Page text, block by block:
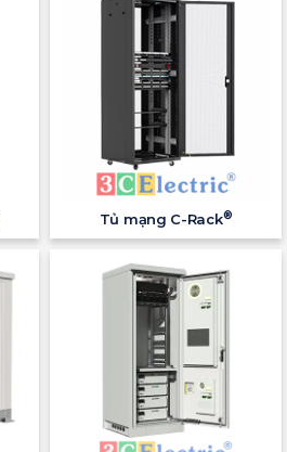
Tủ mạng C-Rack®